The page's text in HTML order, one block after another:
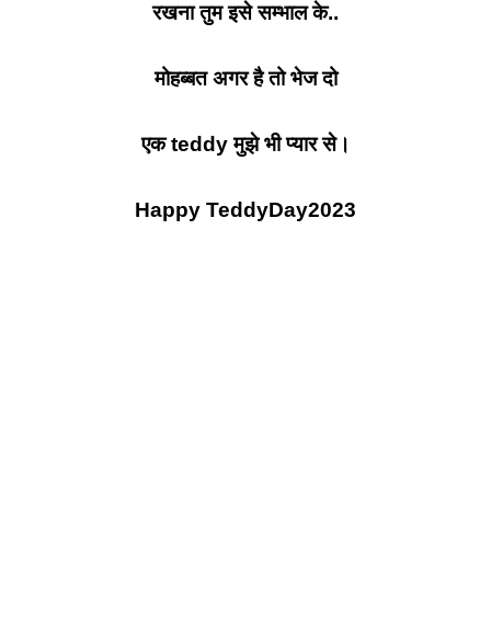
रखना तुम इसे सम्भाल के..
मोहब्बत अगर है तो भेज दो
एकteddyमुझे भी प्यार से।
Happy TeddyDay2023